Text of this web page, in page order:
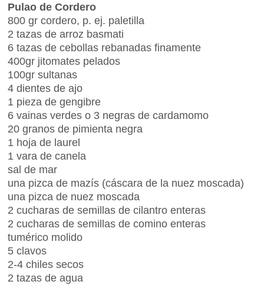
Pulao de Cordero
800 gr cordero, p. ej. paletilla
2 tazas de arroz basmati
6 tazas de cebollas rebanadas finamente
400gr jitomates pelados
100gr sultanas
4 dientes de ajo
1 pieza de gengibre
6 vainas verdes o 3 negras de cardamomo
20 granos de pimienta negra
1 hoja de laurel
1 vara de canela
sal de mar
una pizca de mazís (cáscara de la nuez moscada)
una pizca de nuez moscada
2 cucharas de semillas de cilantro enteras
2 cucharas de semillas de comino enteras
tumérico molido
5 clavos
2-4 chiles secos
2 tazas de agua